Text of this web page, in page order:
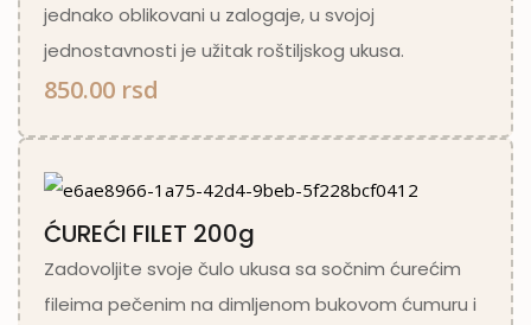
jednako oblikovani u zalogaje, u svojoj
jednostavnosti je užitak roštiljskog ukusa.
850.00 rsd
ĆUREĆI FILET 200g
Zadovoljite svoje čulo ukusa sa sočnim ćurećim
fileima pečenim na dimljenom bukovom ćumuru i